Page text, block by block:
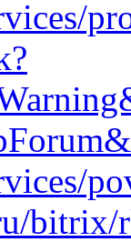
bitrix/